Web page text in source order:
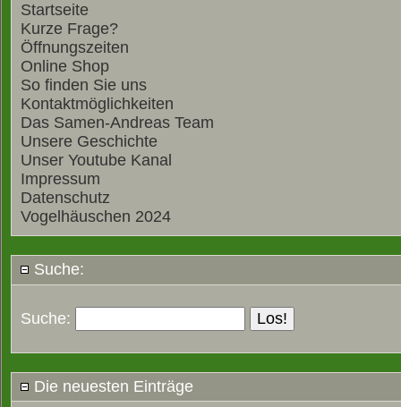
Startseite
Kurze Frage?
Öffnungszeiten
Online Shop
So finden Sie uns
Kontaktmöglichkeiten
Das Samen-Andreas Team
Unsere Geschichte
Unser Youtube Kanal
Impressum
Datenschutz
Vogelhäuschen 2024
Suche:
Suche:
Die neuesten Einträge